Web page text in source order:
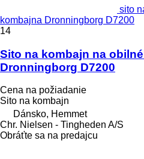
sito
kombajna Dronningborg D7200
14
Sito na kombajn na
Dronningborg D7200
Cena na požiadanie
Sito na kombajn
Dánsko, Hemmet
Chr. Nielsen - Tingheden A/S
Obráťte sa na predajcu